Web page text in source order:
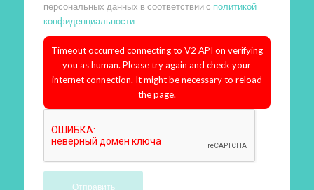
персональных данных в соответствии с политикой
конфиденциальности
Timeout occurred connecting to V2 API on verifying
you as human. Please try again and check your
internet connection. It might be necessary to reload
the page.